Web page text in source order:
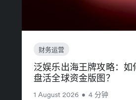
财务运营
泛娱乐出海王牌攻略：如
盘活全球资金版图？
1 August 2026 • 4 分钟